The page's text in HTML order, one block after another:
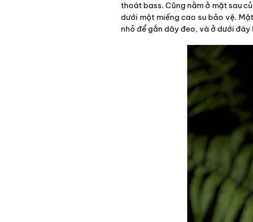
thoát bass. Cũng nằm ở mặt sau
dưới một miếng cao su bảo vệ.
nhỏ để gắn dây đeo, và ở dưới đáy